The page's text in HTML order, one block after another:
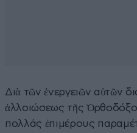
Διὰ τῶν ἐνεργειῶν αὐτῶν
ἀλλοιώσεως τῆς
πολλάς ἐπιμέρους